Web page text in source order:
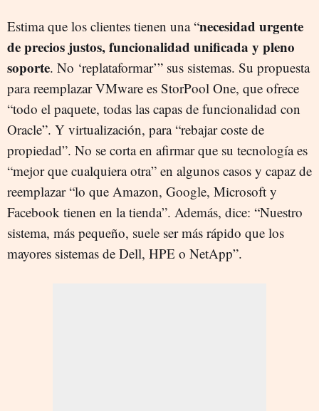
Estima que los clientes tienen una “necesidad urgente
de precios justos, funcionalidad unificada y pleno
soporte. No ‘replataformar’” sus sistemas. Su propuesta
para reemplazar VMware es StorPool One, que ofrece
“todo el paquete, todas las capas de funcionalidad con
Oracle”. Y virtualización, para “rebajar coste de
propiedad”. No se corta en afirmar que su tecnología es
“mejor que cualquiera otra” en algunos casos y capaz de
reemplazar “lo que Amazon, Google, Microsoft y
Facebook tienen en la tienda”. Además, dice: “Nuestro
sistema, más pequeño, suele ser más rápido que los
mayores sistemas de Dell, HPE o NetApp”.